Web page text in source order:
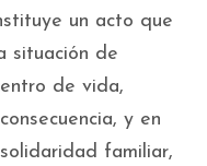
un acto que
situación de
de vida,
y en
familiar,